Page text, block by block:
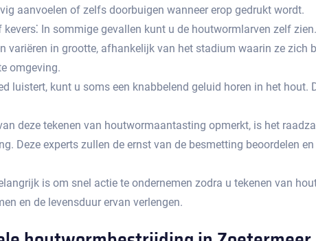
aanvoelen of zelfs doorbuigen wanneer erop gedrukt wordt.
In sommige gevallen kunt u de houtwormlarven zelf
variëren in grootte, afhankelijk van het stadium waarin ze
omgeving.​
luistert, kunt u soms een knabbelend geluid horen in het
deze tekenen van houtwormaantasting opmerkt, is het
Deze experts zullen de ernst van de besmetting beoordelen
is om snel actie te ondernemen zodra u tekenen van
en de levensduur ervan verlengen.​